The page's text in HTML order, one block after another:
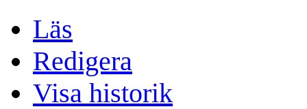
Läs
Redigera
Visa historik